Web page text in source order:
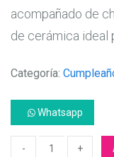
acompañado de
de cerámica ideal
Categoría:
Whatsapp